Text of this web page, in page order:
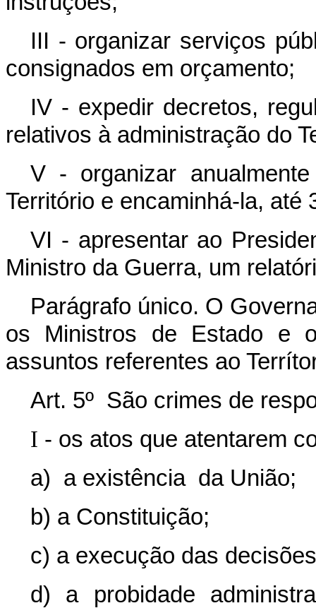
III - organizar serviços
consig­nados em orçamento;
IV - expedir decretos,
relativos à administração do
V - organizar
Território e encaminhá-la, até
VI - apresentar ao
Ministro da Guerra, um
Parágrafo único. O
os Minis­tros de Estado e
assuntos referentes ao
Art. 5º São crimes de
I - os atos que atentarem
a) a existência da União;
b) a Constituição;
c) a execução das
d) a probidade